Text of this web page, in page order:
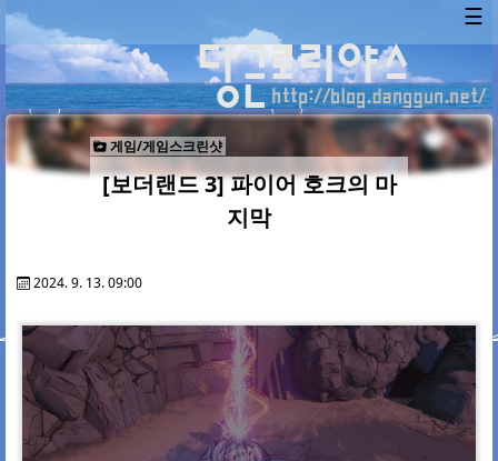
☰
게임/게임스크린샷
[보더랜드 3] 파이어 호크의 마
지막
2024. 9. 13. 09:00